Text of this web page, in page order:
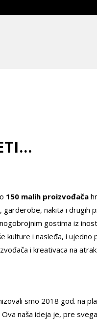
150 malih proizvođača
nakita i drugih
gostima iz
kulture i nasleđa, i ujedno
i kreativaca na
smo 2018 god. na
naša ideja je, pre